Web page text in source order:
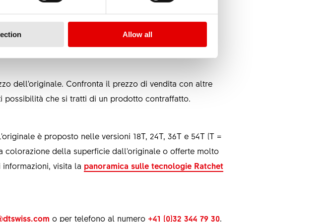
Allow all
dell'originale. Confronta il prezzo di vendita con altre
che si tratti di un prodotto contraffatto.
è proposto nelle versioni 18T, 24T, 36T e 54T (T =
colorazione della superficie dall'originale o offerte molto
visita la panoramica sulle tecnologie Ratchet
o per telefono al numero +41 (0)32 344 79 30.